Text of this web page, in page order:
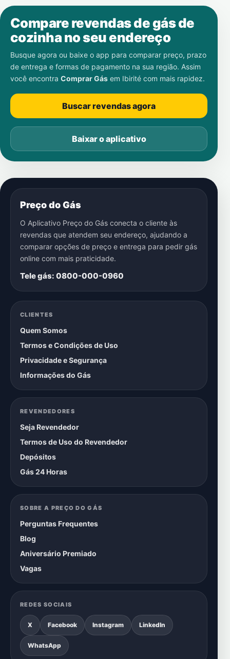
Compare revendas de gás de
cozinha no seu endereço
Busque agora ou baixe o app para comparar preço, prazo
de entrega e formas de pagamento na sua região. Assim
você encontra Comprar Gás em Ibirité com mais rapidez.
Buscar revendas agora
Baixar o aplicativo
Preço do Gás
O Aplicativo Preço do Gás conecta o cliente às
revendas que atendem seu endereço, ajudando a
comparar opções de preço e entrega para pedir gás
online com mais praticidade.
Tele gás: 0800-000-0960
CLIENTES
Quem Somos
Termos e Condições de Uso
Privacidade e Segurança
Informações do Gás
REVENDEDORES
Seja Revendedor
Termos de Uso do Revendedor
Depósitos
Gás 24 Horas
SOBRE A PREÇO DO GÁS
Perguntas Frequentes
Blog
Aniversário Premiado
Vagas
REDES SOCIAIS
X Facebook Instagram LinkedIn
WhatsApp